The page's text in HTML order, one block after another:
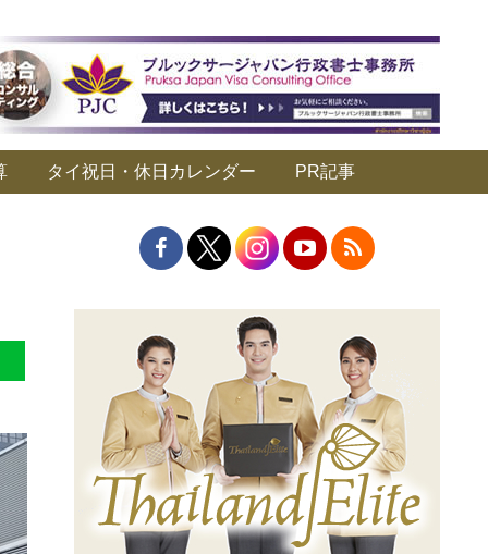
タイ祝日・休日カレンダー PR記事